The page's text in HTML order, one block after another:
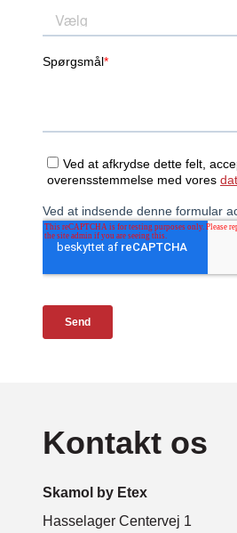
Kontakt os
Skamol by Etex
Hasselager Centervej 1